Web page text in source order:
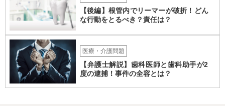
【後編】根管内でリーマーが破折！どん
な行動をとるべき？責任は？
医療・介護問題
【弁護士解説】歯科医師と歯科助手が2
度の逮捕！事件の全容とは？